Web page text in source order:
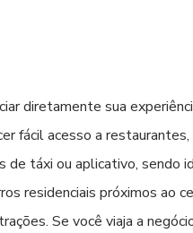
diretamente sua
fácil acesso a
táxi ou aplicativo, sendo
residenciais próximos ao
Se você viaja a